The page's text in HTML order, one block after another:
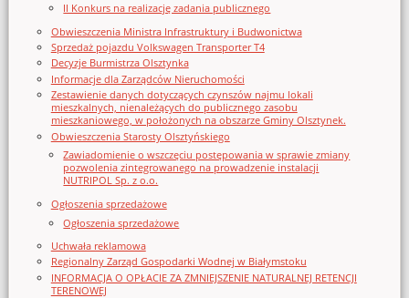
II Konkurs na realizację zadania publicznego
Obwieszczenia Ministra Infrastruktury i Budwonictwa
Sprzedaż pojazdu Volkswagen Transporter T4
Decyzje Burmistrza Olsztynka
Informacje dla Zarządców Nieruchomości
Zestawienie danych dotyczących czynszów najmu lokali
mieszkalnych, nienależących do publicznego zasobu
mieszkaniowego, w położonych na obszarze Gminy Olsztynek.
Obwieszczenia Starosty Olsztyńskiego
Zawiadomienie o wszczęciu postępowania w sprawie zmiany
pozwolenia zintegrowanego na prowadzenie instalacji
NUTRIPOL Sp. z o.o.
Ogłoszenia sprzedażowe
Ogłoszenia sprzedażowe
Uchwała reklamowa
Regionalny Zarząd Gospodarki Wodnej w Białymstoku
INFORMACJA O OPŁACIE ZA ZMNIEJSZENIE NATURALNEJ RETENCJI
TERENOWEJ